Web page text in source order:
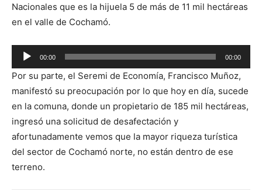
Nacionales que es la hijuela 5 de más de 11 mil hectáreas
en el valle de Cochamó.
Reproductor
de
audio
00:00 00:00
Por su parte, el Seremi de Economía, Francisco Muñoz,
manifestó su preocupación por lo que hoy en día, sucede
en la comuna, donde un propietario de 185 mil hectáreas,
ingresó una solicitud de desafectación y
afortunadamente vemos que la mayor riqueza turística
del sector de Cochamó norte, no están dentro de ese
terreno.